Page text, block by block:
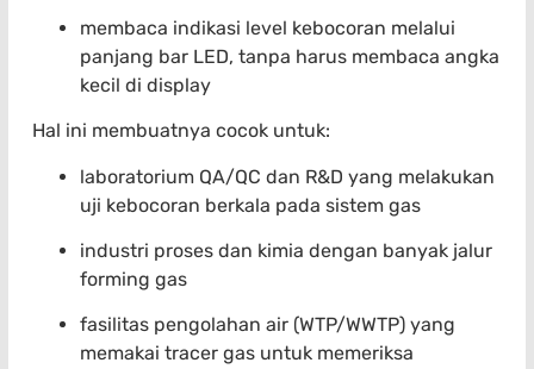
membaca indikasi level kebocoran melalui
panjang bar LED, tanpa harus membaca angka
kecil di display
Hal ini membuatnya cocok untuk:
laboratorium QA/QC dan R&D yang melakukan
uji kebocoran berkala pada sistem gas
industri proses dan kimia dengan banyak jalur
forming gas
fasilitas pengolahan air (WTP/WWTP) yang
memakai tracer gas untuk memeriksa